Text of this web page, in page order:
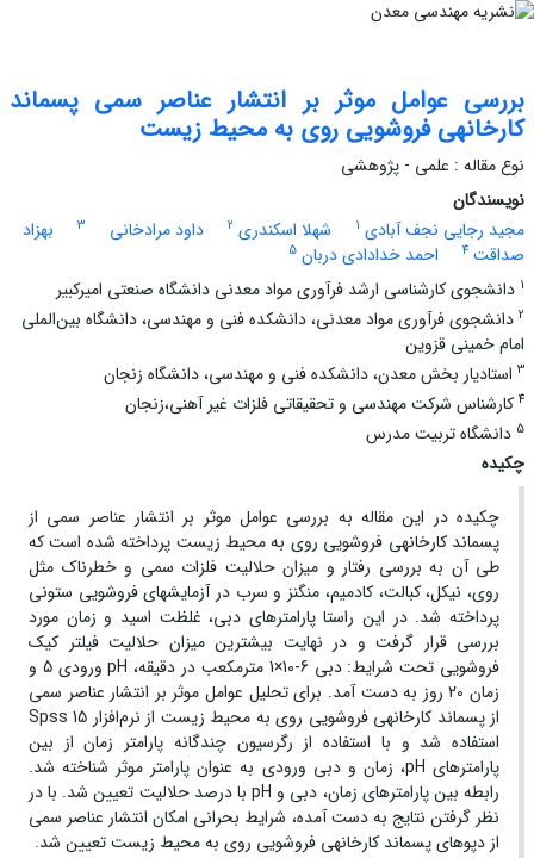
بررسی عوامل موثر بر انتشار عناصر سمی پسماند
کارخانه⁭ی فروشویی روی به محیط زیست
نوع مقاله : علمی - پژوهشی
نویسندگان
مجید رجایی نجف آبادی 1 شهلا اسکندری 2 داود مرادخانی 3
بهزاد
صداقت 4 احمد خدادادی دربان 5
1 دانشجوی کارشناسی ارشد فرآوری مواد معدنی دانشگاه صنعتی امیرکبیر
2 دانشجوی فرآوری مواد معدنی، دانشکده⁭ فنی و مهندسی، دانشگاه بین‌الملی
امام خمینی قزوین
3 استادیار بخش معدن، دانشکده⁭ فنی و مهندسی، دانشگاه زنجان
4 کارشناس شرکت مهندسی و تحقیقاتی فلزات غیر آهنی،زنجان
5 دانشگاه تربیت مدرس
چکیده
چکیده در این مقاله به بررسی عوامل موثر بر انتشار عناصر سمی از
پسماند کارخانه⁭ی فروشویی روی به محیط⁭ زیست پرداخته شده است که
طی آن به بررسی رفتار و میزان حلالیت فلزات سمی و خطرناک مثل
روی، نیکل، کبالت، کادمیم، منگنز و سرب در آزمایش⁭های فروشویی ستونی
پرداخته شد. در این راستا پارامترهای دبی، غلظت اسید و زمان مورد
بررسی قرار گرفت و در نهایت بیشترین میزان حلالیت فیلتر کیک
فروشویی تحت شرایط: دبی 6-10×1 مترمکعب در دقیقه، pH ورودی 5 و
زمان 20 روز به دست آمد. برای تحلیل عوامل موثر بر انتشار عناصر سمی
از پسماند کارخانه⁭ی فروشویی روی به محیط زیست از نرم‌افزار Spss 15
استفاده شد و با استفاده از رگرسیون چندگانه پارامتر زمان از بین
پارامترهای pH، زمان و دبی ورودی به عنوان پارامتر موثر شناخته شد.
رابطه بین پارامترهای زمان، دبی و pH با درصد حلالیت تعیین شد. با در
نظر گرفتن نتایج به دست آمده، شرایط بحرانی امکان انتشار عناصر سمی
از دپوهای پسماند کارخانه⁭ی فروشویی روی به محیط⁭ زیست تعیین شد.